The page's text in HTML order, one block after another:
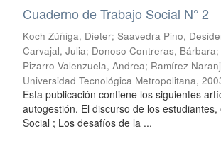
Cuaderno de Trabajo Social N° 2
Koch Zúñiga, Dieter;Saavedra Pino,
Carvajal, Julia; Donoso Contreras, Bárbara
Pizarro Valenzuela, Andrea; Ramírez
Universidad Tecnológica Metropolitana,
Esta publicación contiene los siguientes
autogestión. El discurso de los
Social ; Los desafíos de la ...